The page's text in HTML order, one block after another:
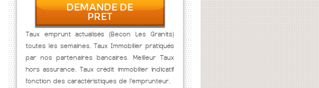
DEMANDE DE
PRET
Taux emprunt actualisés (Becon Les Granits)
toutes les semaines. Taux Immobilier pratiqués
par nos partenaires bancaires. Meilleur Taux
hors assurance. Taux crédit immobilier indicatif
fonction des caractéristiques de l'emprunteur.